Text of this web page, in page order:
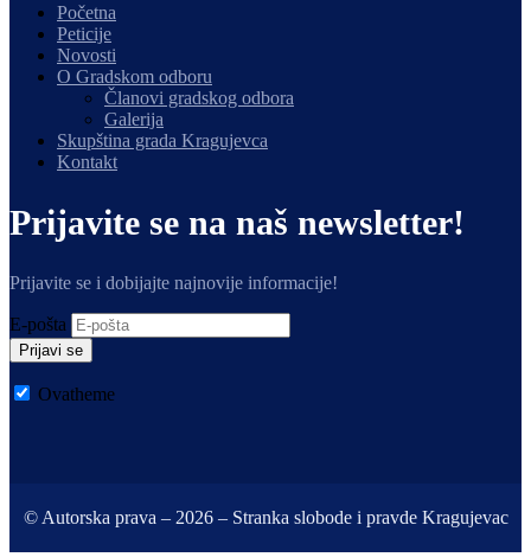
Početna
Peticije
Novosti
O Gradskom odboru
Članovi gradskog odbora
Galerija
Skupština grada Kragujevca
Kontakt
Prijavite se na naš newsletter!
Prijavite se i dobijajte najnovije informacije!
E-pošta
Prijavi se
Ovatheme
© Autorska prava – 2026 – Stranka slobode i pravde Kragujevac